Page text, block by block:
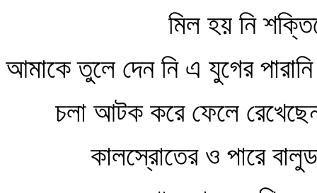
মিল হয় নি
আমাকে তুলে দেন নি এ যুগের
চলা আটক করে ফেলে
কালস্রোতের ও পারে